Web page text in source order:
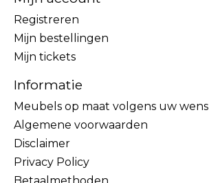
Registreren
Mijn bestellingen
Mijn tickets
Informatie
Meubels op maat volgens uw wens
Algemene voorwaarden
Disclaimer
Privacy Policy
Betaalmethoden